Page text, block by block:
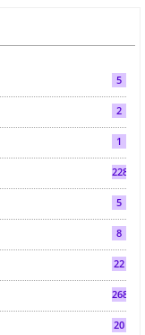
5
2
1
2286
5
8
22
268
20